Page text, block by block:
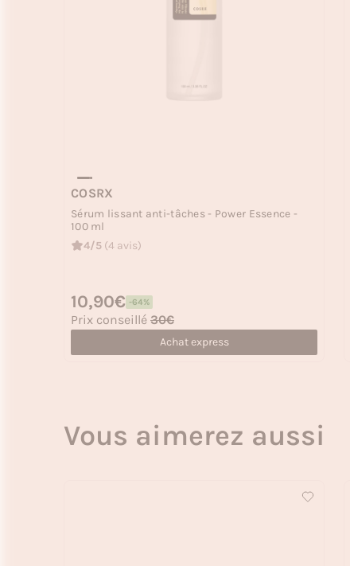
COSRX
Sérum lissant anti-tâches - Power Essence -
100 ml
4/5 (4 avis)
Prix soldé
10,90€ -64%
Prix habituel
Prix conseillé 30€
Achat express
Vous aimerez aussi